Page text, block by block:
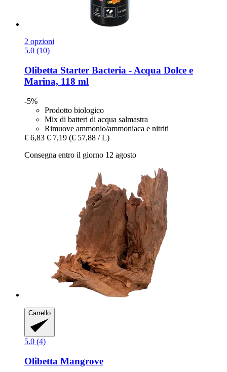
2 opzioni
5.0 (10)
Olibetta Starter Bacteria -​ Acqua Dolce e
Marina, 118 ml
-5%
Prodotto biologico
Mix di batteri di acqua salmastra
Rimuove ammonio/ammoniaca e nitriti
€ 6,83 € 7,19 (€ 57,88 / L)
Consegna entro il giorno 12 agosto
Carrello
5.0 (4)
Olibetta Mangrove